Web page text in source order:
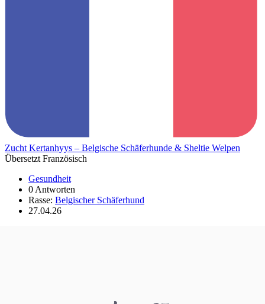
Zucht Kertanhyys – Belgische Schäferhunde & Sheltie Welpen
Übersetzt Französisch
Gesundheit
0 Antworten
Rasse: Belgischer Schäferhund
27.04.26